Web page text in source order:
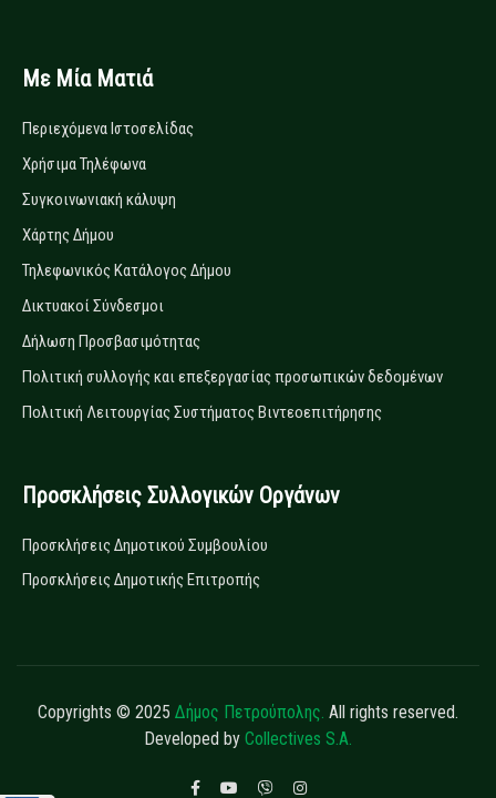
Με Μία Ματιά
Περιεχόμενα Ιστοσελίδας
Χρήσιμα Τηλέφωνα
Συγκοινωνιακή κάλυψη
Χάρτης Δήμου
Τηλεφωνικός Κατάλογος Δήμου
Δικτυακοί Σύνδεσμοι
Δήλωση Προσβασιμότητας
Πολιτική συλλογής και επεξεργασίας προσωπικών δεδομένων
Πολιτική Λειτουργίας Συστήματος Βιντεοεπιτήρησης
Προσκλήσεις Συλλογικών Οργάνων
Προσκλήσεις Δημοτικού Συμβουλίου
Προσκλήσεις Δημοτικής Επιτροπής
Copyrights © 2025 Δήμος Πετρούπολης. All rights reserved.
Developed by Collectives S.A.